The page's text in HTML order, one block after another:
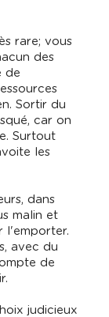
rare; vous
des
de
Sortir du
car on
Surtout
les
dans
malin et
l'emporter.
avec du
de
judicieux